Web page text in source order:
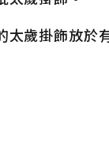
歲掛飾放於